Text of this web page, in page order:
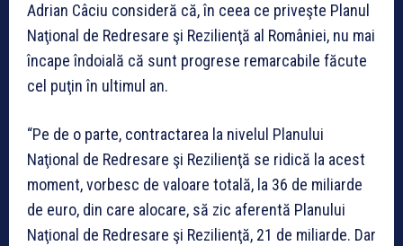
Adrian Câciu consideră că, în ceea ce priveşte Planul
Naţional de Redresare şi Rezilienţă al României, nu mai
încape îndoială că sunt progrese remarcabile făcute
cel puţin în ultimul an.
“Pe de o parte, contractarea la nivelul Planului
Naţional de Redresare şi Rezilienţă se ridică la acest
moment, vorbesc de valoare totală, la 36 de miliarde
de euro, din care alocare, să zic aferentă Planului
Naţional de Redresare şi Rezilienţă, 21 de miliarde. Dar